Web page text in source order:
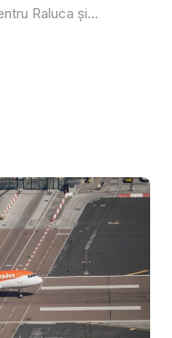
Raluca și...